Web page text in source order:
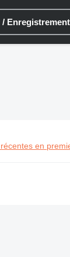
/ Enregistrement
en